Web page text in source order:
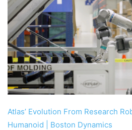
Atlas’ Evolution From Research
Humanoid | Boston Dynamics